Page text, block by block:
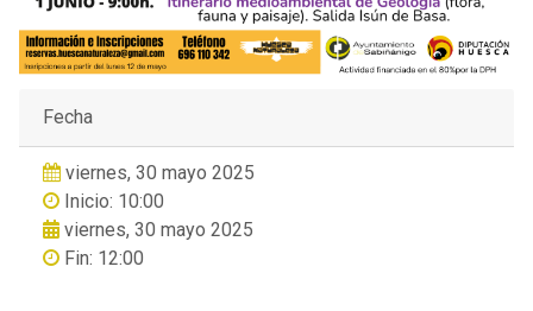
Fecha
viernes, 30 mayo 2025
Inicio: 10:00
viernes, 30 mayo 2025
Fin: 12:00